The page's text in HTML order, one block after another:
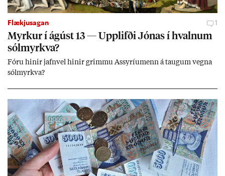
Flækjusagan 1
Myrk­ur í ág­úst 13 — Upp­lifði Jón­as í hvaln­um
sól­myrkva?
Fóru hinir jafn­vel hinir grimmu Ass­yríu­menn á taug­um vegna
sól­myrkva?